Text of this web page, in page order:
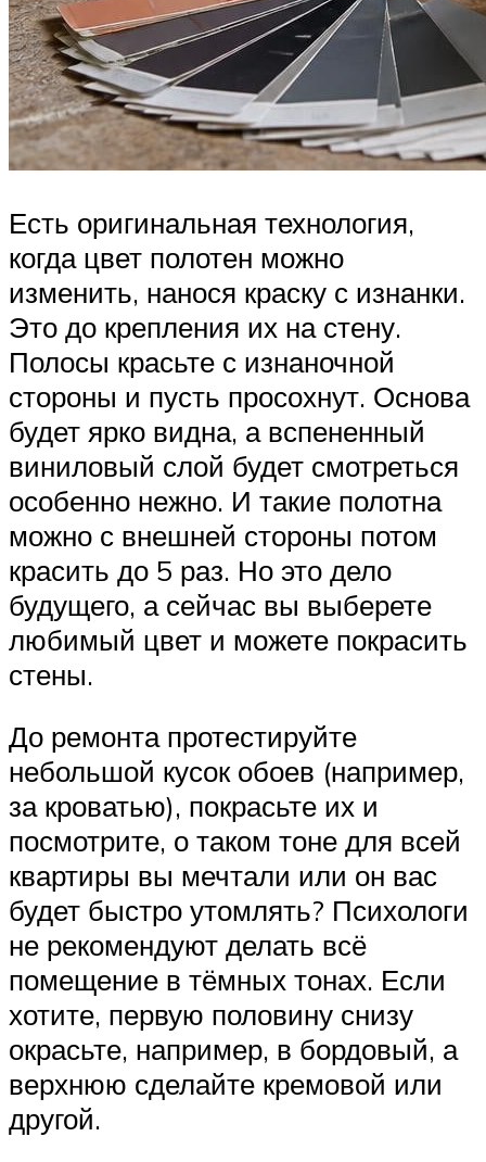
Есть оригинальная технология,
когда цвет полотен можно
изменить, нанося краску с изнанки.
Это до крепления их на стену.
Полосы красьте с изнаночной
стороны и пусть просохнут. Основа
будет ярко видна, а вспененный
виниловый слой будет смотреться
особенно нежно. И такие полотна
можно с внешней стороны потом
красить до 5 раз. Но это дело
будущего, а сейчас вы выберете
любимый цвет и можете покрасить
стены.
До ремонта протестируйте
небольшой кусок обоев (например,
за кроватью), покрасьте их и
посмотрите, о таком тоне для всей
квартиры вы мечтали или он вас
будет быстро утомлять? Психологи
не рекомендуют делать всё
помещение в тёмных тонах. Если
хотите, первую половину снизу
окрасьте, например, в бордовый, а
верхнюю сделайте кремовой или
другой.